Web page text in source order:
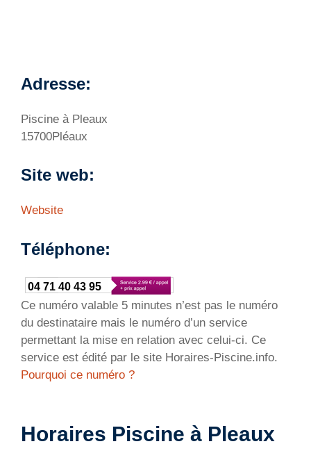
Adresse:
Piscine à Pleaux
15700Pléaux
Site web:
Website
Téléphone:
04 71 40 43 95
Ce numéro valable 5 minutes n’est pas le numéro
du destinataire mais le numéro d’un service
permettant la mise en relation avec celui-ci. Ce
service est édité par le site Horaires-Piscine.info.
Pourquoi ce numéro ?
Horaires Piscine à Pleaux